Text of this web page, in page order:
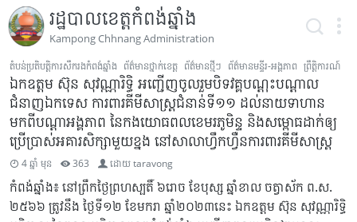
រដ្ឋបាលខេត្តកំពង់ឆ្នាំង
Kampong Chhnang Administration
តំបន់ប្រតិបត្តិការសឹករងកំពង់ឆ្នាំង ព័ត៌មានថ្នាក់ខេត្ត ព័ត៌មានថ្មីៗ ព័ត៌មានមន្ទីរ-អង្គភាព ព្រឹត្តិការណ៍
ឯកឧត្ដម ស៊ុន សុវណ្ណារិទ្ធិ អញ្ជើញចូលរួមបិទវគ្គបណ្តុះបណ្តាល
ជំនាញឯកទេស ការពារគីមីសាស្ត្រជំនាន់ទី១១ ដល់នាយទាហាន
មកពីបណ្តាអង្គភាព នៃកងយោធពលខេមរភូមិន្ទ និងសម្ពោធដាក់ឲ្យ
ប្រើប្រាស់អគារសិក្សាមួយខ្នង នៅសាលាហ្វឹកហ្វឺនការពារគីមីសាស្ត្រ
4 ឆ្នាំ មុន 363 ដោយtaravong
កំពង់ឆ្នាំង៖ នៅព្រឹកថ្ងៃព្រហស្បតិ៍ ៦រោច ខែបុស្ស ឆ្នាំខាល ចត្វាស័ក ព.ស.
២៥៦៦ ត្រូវនឹង ថ្ងៃទី១២ ខែមករា ឆ្នាំ២០២៣នេះ ឯកឧត្ដម ស៊ុន សុវណ្ណារិទ្ធិ